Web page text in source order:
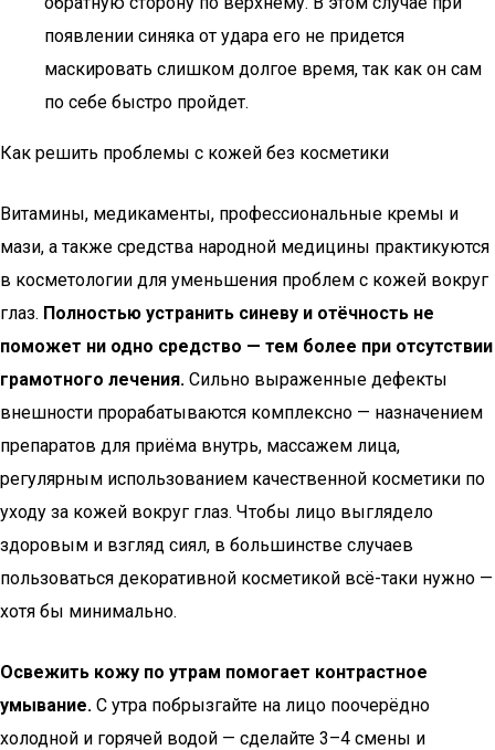
появлении синяка от удара его не придется
маскировать слишком долгое время, так как он сам
по себе быстро пройдет.
Как решить проблемы с кожей без косметики
Витамины, медикаменты, профессиональные кремы и
мази, а также средства народной медицины практикуются
в косметологии для уменьшения проблем с кожей вокруг
глаз. Полностью устранить синеву и отёчность не
поможет ни одно средство — тем более при отсутствии
грамотного лечения. Сильно выраженные дефекты
внешности прорабатываются комплексно — назначением
препаратов для приёма внутрь, массажем лица,
регулярным использованием качественной косметики по
уходу за кожей вокруг глаз. Чтобы лицо выглядело
здоровым и взгляд сиял, в большинстве случаев
пользоваться декоративной косметикой всё-таки нужно —
хотя бы минимально.
Освежить кожу по утрам помогает контрастное
умывание. С утра побрызгайте на лицо поочерёдно
холодной и горячей водой — сделайте 3–4 смены и